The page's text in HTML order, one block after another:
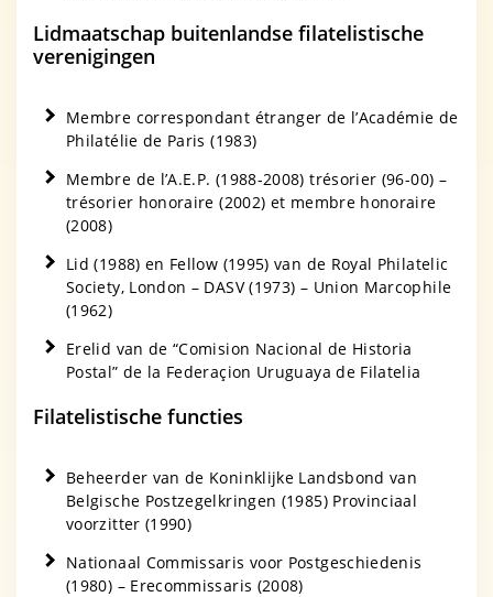
Lidmaatschap buitenlandse filatelistische
verenigingen
Membre correspondant étranger de l’Académie de
Philatélie de Paris (1983)
Membre de l’A.E.P. (1988-2008) trésorier (96-00) –
trésorier honoraire (2002) et membre honoraire
(2008)
Lid (1988) en Fellow (1995) van de Royal Philatelic
Society, London – DASV (1973) – Union Marcophile
(1962)
Erelid van de “Comision Nacional de Historia
Postal” de la Federaçion Uruguaya de Filatelia
Filatelistische functies
Beheerder van de Koninklijke Landsbond van
Belgische Postzegelkringen (1985) Provinciaal
voorzitter (1990)
Nationaal Commissaris voor Postgeschiedenis
(1980) – Erecommissaris (2008)